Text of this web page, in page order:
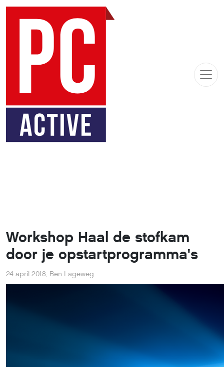
Workshop Haal de stofkam
door je opstartprogramma's
24 april 2018, Ben Lageweg